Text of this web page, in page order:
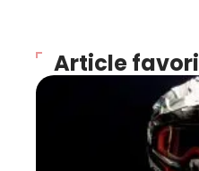
Article favori